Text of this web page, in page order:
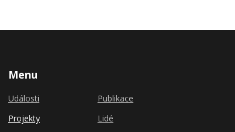
Menu
Události
Projekty
Publikace
Lidé